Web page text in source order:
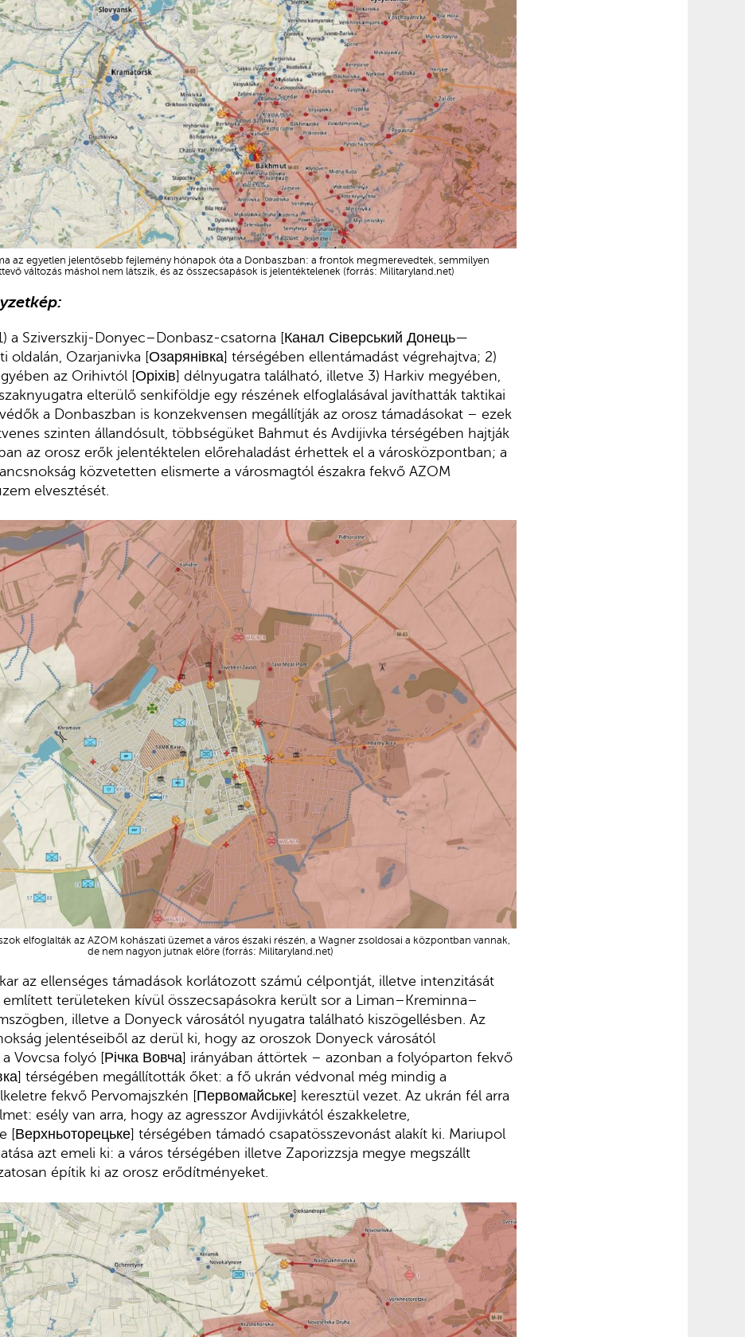
az egyetlen jelentősebb fejlemény hónapok óta a Donbaszban: a frontok megmerevedtek, semmilyen
változás máshol nem látszik, és az összecsapások is jelentéktelenek (forrás: Militaryland.net)
a Sziverszkij-Donyec–Donbasz-csatorna [Канал Сіверський Донець—
oldalán, Ozarjanivka [Озарянівка] térségében ellentámadást végrehajtva; 2)
az Orihivtól [Оріхів] délnyugatra található, illetve 3) Harkiv megyében,
elterülő senkiföldje egy részének elfoglalásával javíthatták taktikai
a Donbaszban is konzekvensen megállítják az orosz támadásokat – ezek
szinten állandósult, többségüket Bahmut és Avdijivka térségében hajtják
az orosz erők jelentéktelen előrehaladást érhettek el a városközpontban; a
közvetetten elismerte a városmagtól északra fekvő AZOM
elvesztését.
elfoglalták az AZOM kohászati üzemet a város északi részén, a Wagner zsoldosai a központban vannak,
de nem nagyon jutnak előre (forrás: Militaryland.net)
az ellenséges támadások korlátozott számú célpontját, illetve intenzitását
területeken kívül összecsapásokra került sor a Liman–Kreminna–
illetve a Donyeck városától nyugatra található kiszögellésben. Az
jelentéseiből az derül ki, hogy az oroszok Donyeck városától
a Vovcsa folyó [Річка Вовча] irányában áttörtek – azonban a folyóparton fekvő
térségében megállították őket: a fő ukrán védvonal még mindig a
fekvő Pervomajszkén [Первомайське] keresztül vezet. Az ukrán fél arra
esély van arra, hogy az agresszor Avdijivkától északkeletre,
[Верхньоторецьке] térségében támadó csapatösszevonást alakít ki. Mariupol
azt emeli ki: a város térségében illetve Zaporizzsja megye megszállt
építik ki az orosz erődítményeket.